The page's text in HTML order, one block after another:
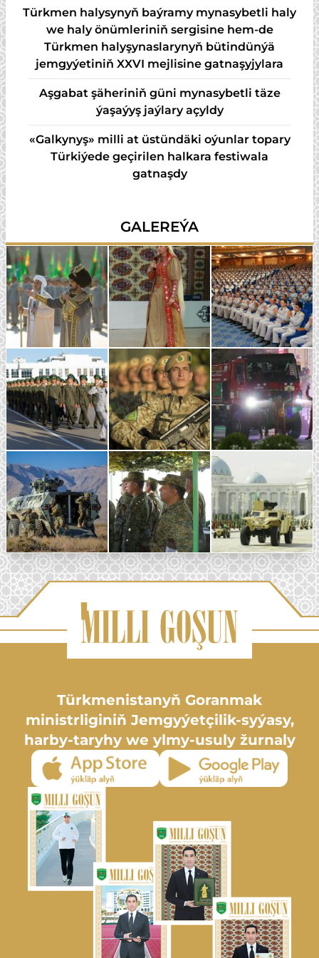
Türkmen halysynyň baýramy mynasybetli haly
we haly önümleriniň sergisine hem-de
Türkmen halyşynaslarynyň bütindünýä
jemgyýetiniň XXVI mejlisine gatnaşyjylara
Aşgabat şäheriniň güni mynasybetli täze
ýaşaýyş jaýlary açyldy
«Galkynyş» milli at üstündäki oýunlar topary
Türkiýede geçirilen halkara festiwala
gatnaşdy
GALEREÝA
Türkmenistanyň Goranmak
ministrliginiň Jemgyýetçilik-syýasy,
harby-taryhy we ylmy-usuly žurnaly